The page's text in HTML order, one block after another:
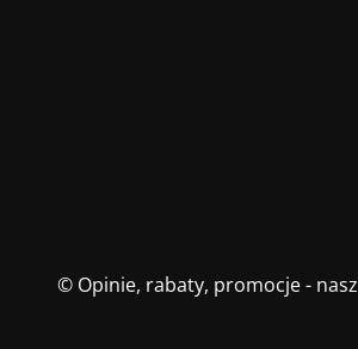
© Opinie, rabaty, promocje -